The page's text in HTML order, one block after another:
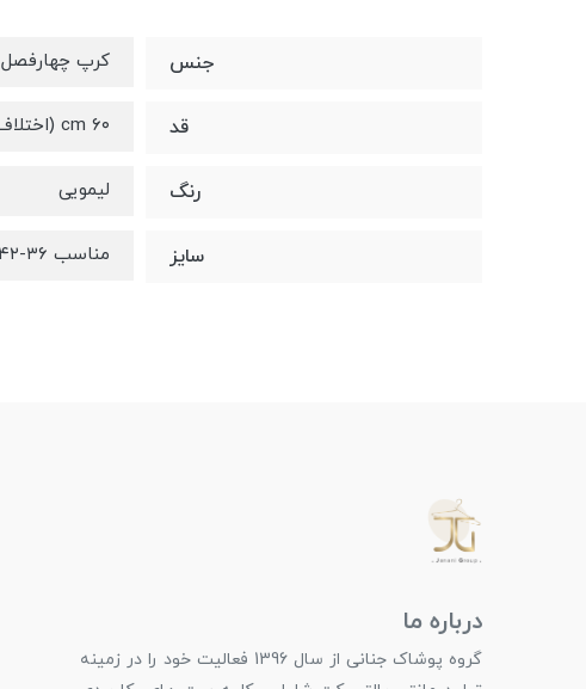
جنس کرپ چهارفصل
قد ۶۰ cm (اختلاف ۱-۲ سانت را در نظر داشته باشید)
رنگ لیمویی
سایز مناسب ۳۶-۴۲
درباره ما
گروه پوشاک جنانی از سال 1396 فعالیت خود را در زمینه